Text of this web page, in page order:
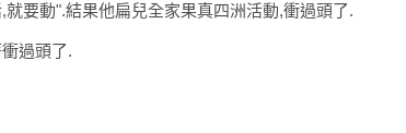
要動".結果他扁兒全家果真四洲活動,衝過頭了.
過頭了.